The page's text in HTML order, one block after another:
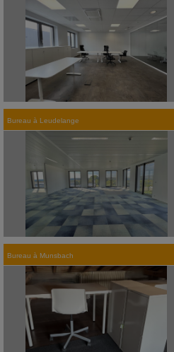
Bureau à Leudelange
Bureau à Munsbach